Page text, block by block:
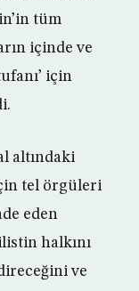
tüm
içinde ve
için
altındaki
tel örgüleri
eden
halkını
ve